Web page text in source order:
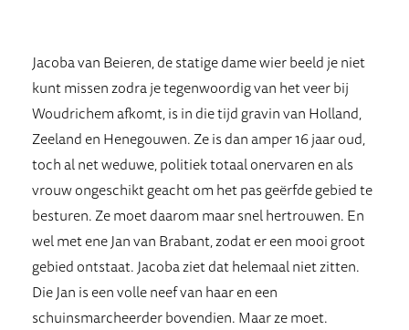
Jacoba van Beieren, de statige dame wier beeld je niet
kunt missen zodra je tegenwoordig van het veer bij
Woudrichem afkomt, is in die tijd gravin van Holland,
Zeeland en Henegouwen. Ze is dan amper 16 jaar oud,
toch al net weduwe, politiek totaal onervaren en als
vrouw ongeschikt geacht om het pas geërfde gebied te
besturen. Ze moet daarom maar snel hertrouwen. En
wel met ene Jan van Brabant, zodat er een mooi groot
gebied ontstaat. Jacoba ziet dat helemaal niet zitten.
Die Jan is een volle neef van haar en een
schuinsmarcheerder bovendien. Maar ze moet.